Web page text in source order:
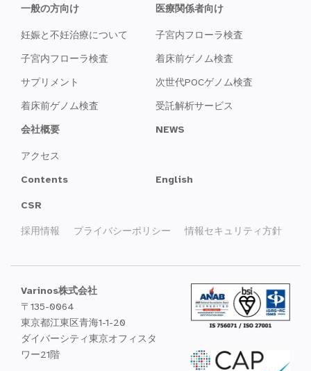
一般の方向け
妊娠と不妊治療について
子宮内フローラ検査
サプリメント
着床前ゲノム検査
医療関係者向け
子宮内フローラ検査
着床前ゲノム検査
次世代POCゲノム検査
受託解析サービス
会社概要
アクセス
NEWS
Contents English
CSR
採用情報 プライバシーポリシー 情報セキュリティ方針
Varinos株式会社
〒135-0064
東京都江東区青海1-1-20
ダイバーシティ東京オフィスタ
ワー21階